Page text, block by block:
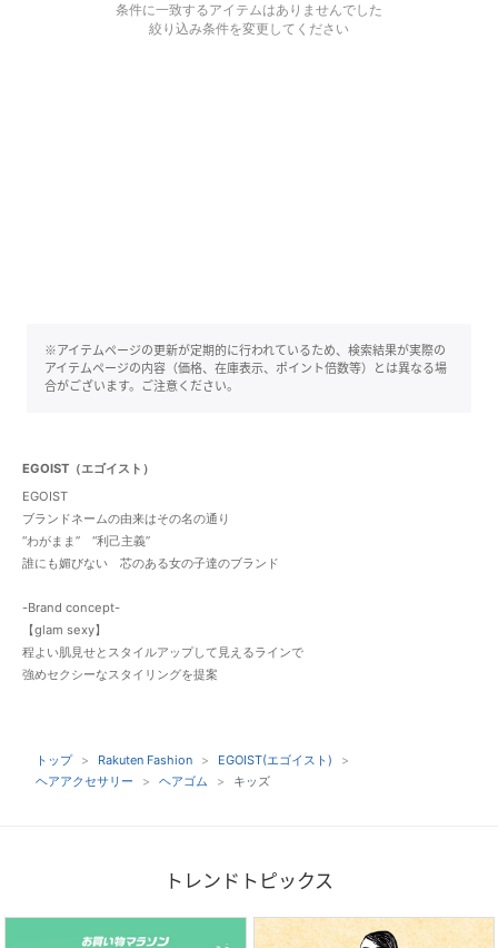
条件に一致するアイテムはありませんでした
絞り込み条件を変更してください
※アイテムページの更新が定期的に行われているため、検索結果が実際の
アイテムページの内容（価格、在庫表示、ポイント倍数等）とは異なる場
合がございます。ご注意ください。
EGOIST（エゴイスト）
EGOIST
ブランドネームの由来はその名の通り
“わがまま” “利己主義”
誰にも媚びない 芯のある女の子達のブランド
-Brand concept-
【glam sexy】
程よい肌見せとスタイルアップして見えるラインで
強めセクシーなスタイリングを提案
トップ Rakuten Fashion
EGOIST(エゴイスト)
ヘアアクセサリー
ヘアゴム キッズ
トレンドトピックス